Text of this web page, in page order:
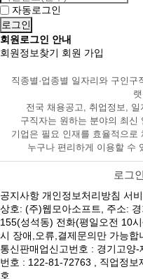
자동로그인
회원로그인 안내
회원정보찾기 회원 가입
직종별·업종별 일자리와 구인
전국 채용공고, 취업정보,
구직자는 원하는 분야의 최신
기업은 필요 인재를 효율적으
누구나 편리하게 이용할 수
로그인
공지사항 개인정보처리방침 서
상호: (주)웹모아소프트, 주소:
155(성석동) 전화(평일오전 10
시 장애,오류,결제문의만 가능
통신판매업신고번호 : 경기고양
번호 : 122-81-72763 , 직업정
호